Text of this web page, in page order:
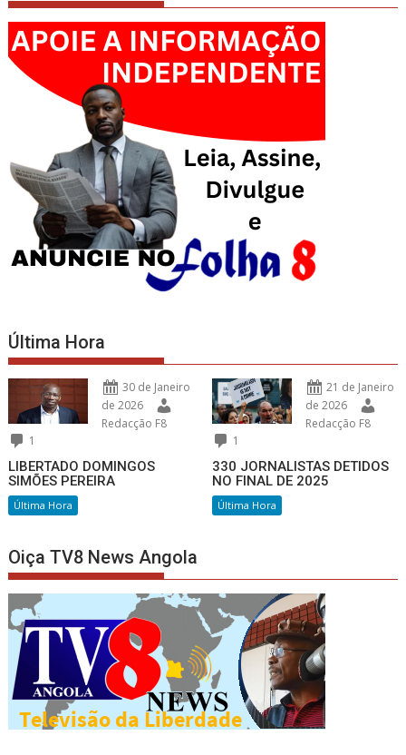
Última Hora
30 de Janeiro
de 2026
Redacção F8
1
LIBERTADO DOMINGOS
SIMÕES PEREIRA
Última Hora
21 de Janeiro
de 2026
Redacção F8
1
330 JORNALISTAS DETIDOS
NO FINAL DE 2025
Última Hora
Oiça TV8 News Angola